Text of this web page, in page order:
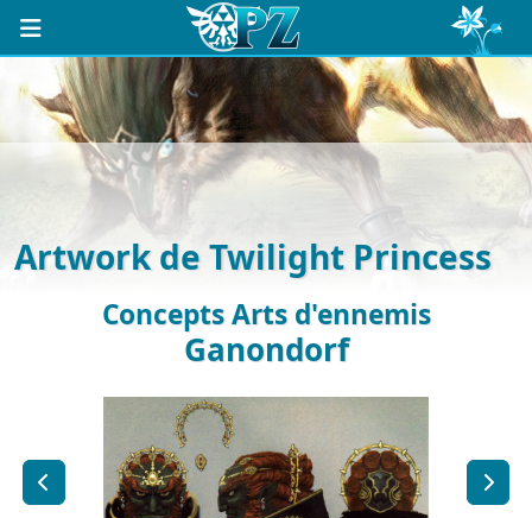
Artwork de Twilight Princess
Concepts Arts d'ennemis
Ganondorf